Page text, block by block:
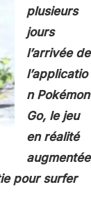
plusieurs
jours
l’arrivée de
l’applicatio
n Pokémon
Go, le jeu
en réalité
augmentée
pour surfer